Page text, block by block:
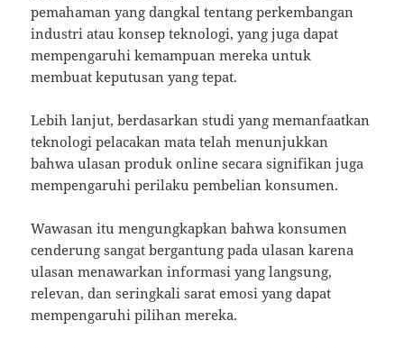
pemahaman yang dangkal tentang perkembangan
industri atau konsep teknologi, yang juga dapat
mempengaruhi kemampuan mereka untuk
membuat keputusan yang tepat.
Lebih lanjut, berdasarkan studi yang memanfaatkan
teknologi pelacakan mata telah menunjukkan
bahwa ulasan produk online secara signifikan juga
mempengaruhi perilaku pembelian konsumen.
Wawasan itu mengungkapkan bahwa konsumen
cenderung sangat bergantung pada ulasan karena
ulasan menawarkan informasi yang langsung,
relevan, dan seringkali sarat emosi yang dapat
mempengaruhi pilihan mereka.